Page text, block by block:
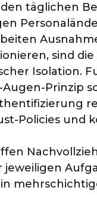
täglichen
sind
Isolation.
Prinzip
Policies und
jeweiligen